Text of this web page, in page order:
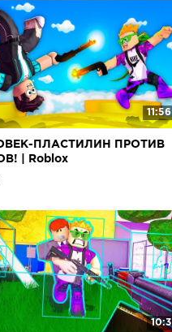
11:56
ПЛАСТИЛИН ПРОТИВ
| Roblox
10:3